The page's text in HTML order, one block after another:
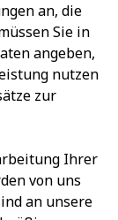
an, die
Sie in
angeben,
nutzen
zur
Ihrer
von uns
an unsere